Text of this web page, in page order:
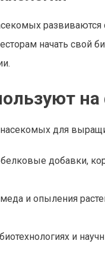
начать свой
на
для
добавки,
и опыления
и